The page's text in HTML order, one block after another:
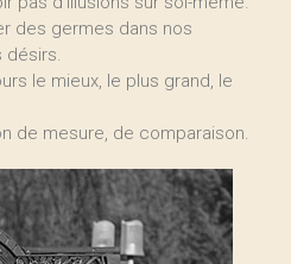
des germes dans nos
désirs.
le mieux, le plus grand, le
de mesure, de comparaison.